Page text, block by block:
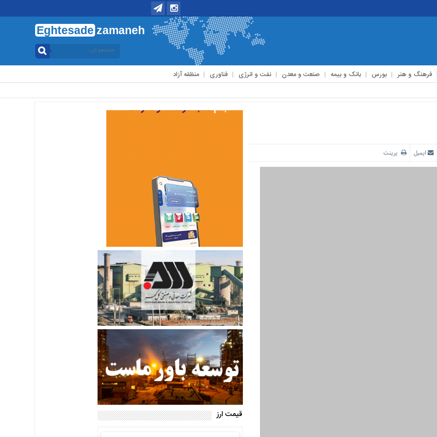
Eghtesade zamaneh
فرهنگ و هنر بورس بانک و بیمه صنعت و معدن نفت و انرژی فناوری منظقه آزاد
ایمیل پرینت
قیمت ارز